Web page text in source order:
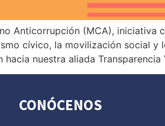
Anticorrupción (MCA),
cívico, la movilización social y
hacia nuestra aliada
CONÓCENOS